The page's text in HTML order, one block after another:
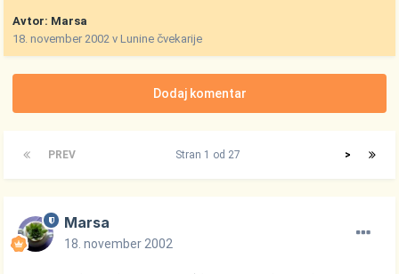
Avtor: Marsa
18. november 2002 vLunine čvekarije
Dodaj komentar
PREV >
Stran 1 od 27
Marsa
18. november 2002